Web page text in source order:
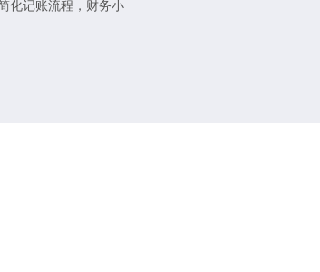
化记账流程，财务小